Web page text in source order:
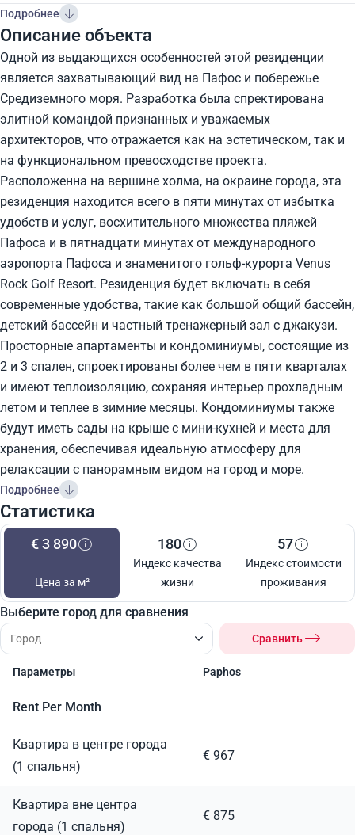
Подробнее
Описание объекта
Одной из выдающихся особенностей этой резиденции
является захватывающий вид на Пафос и побережье
Средиземного моря. Разработка была спректирована
элитной командой признанных и уважаемых
архитекторов, что отражается как на эстетическом, так и
на функциональном превосходстве проекта.
Расположенна на вершине холма, на окраине города, эта
резиденция находится всего в пяти минутах от избытка
удобств и услуг, восхитительного множества пляжей
Пафоса и в пятнадцати минутах от международного
аэропорта Пафоса и знаменитого гольф-курорта Venus
Rock Golf Resort. Резиденция будет включать в себя
современные удобства, такие как большой общий бассейн,
детский бассейн и частный тренажерный зал с джакузи.
Просторные апартаменты и кондоминиумы, состоящие из
2 и 3 спален, спроектированы более чем в пяти кварталах
и имеют теплоизоляцию, сохраняя интерьер прохладным
летом и теплее в зимние месяцы. Кондоминиумы также
будут иметь сады на крыше с мини-кухней и места для
хранения, обеспечивая идеальную атмосферу для
релаксации с панорамным видом на город и море.
Подробнее
Статистика
€ 3 890
Цена за м²
180
Индекс качества
жизни
57
Индекс стоимости
проживания
Выберите город для сравнения
Сравнить
Параметры Paphos
Rent Per Month
Квартира в центре города
(1 спальня)
€ 967
Квартира вне центра
города (1 спальня)
€ 875